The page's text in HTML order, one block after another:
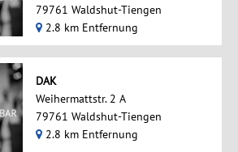
79761 Waldshut-Tiengen
2.8 km Entfernung
DAK
Weihermattstr. 2 A
79761 Waldshut-Tiengen
2.8 km Entfernung